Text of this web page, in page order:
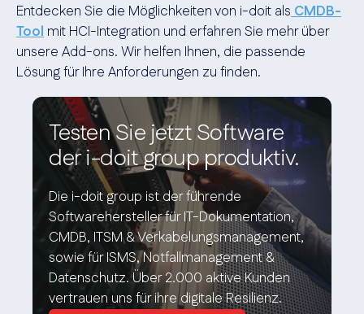
Entdecken Sie die Möglichkeiten von i-doit als CMDB-
Tool mit HCI-Integration und erfahren Sie mehr über
unsere Add-ons. Wir helfen Ihnen, die passende
Lösung für Ihre Anforderungen zu finden.
Testen Sie jetzt Software
der i-doit group produktiv.
Die i-doit group ist der führende
Softwarehersteller für IT-Dokumentation,
CMDB, ITSM & Verkabelungsmanagement,
sowie für ISMS, Notfallmanagement &
Datenschutz. Über 2.000 aktive Kunden
vertrauen uns für ihre digitale Resilienz.